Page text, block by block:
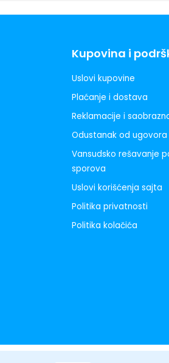
Kupovina i
Uslovi kupovine
Plaćanje i dostava
Reklamacije i
Odustanak od ugovora
Vansudsko rešavanje
sporova
Uslovi korišćenja sajta
Politika privatnosti
Politika kolačića